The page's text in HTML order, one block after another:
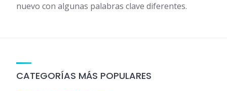
nuevo con algunas palabras clave diferentes.
CATEGORÍAS MÁS POPULARES